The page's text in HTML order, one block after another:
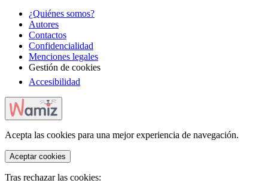
¿Quiénes somos?
Autores
Contactos
Confidencialidad
Menciones legales
Gestión de cookies
Accesibilidad
Acepta las cookies para una mejor experiencia de navegación.
Aceptar cookies
Tras rechazar las cookies: